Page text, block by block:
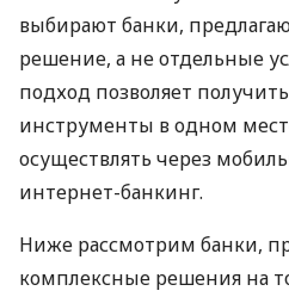
выбирают банки,
решение, а не отдельные
подход позволяет
инструменты в одном
осуществлять через
интернет-банкинг.
Ниже рассмотрим банки,
комплексные решения на